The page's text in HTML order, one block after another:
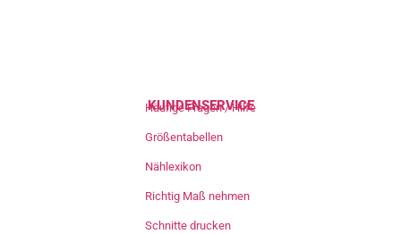
KUNDENSERVICE
Häufige Fragen / Hilfe
Größentabellen
Nählexikon
Richtig Maß nehmen
Schnitte drucken